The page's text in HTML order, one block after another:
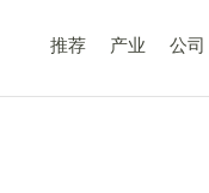
推荐 产业 公司